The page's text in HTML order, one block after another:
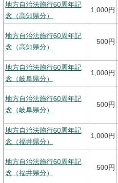
地方自治法施行60周年記
念（高知県分）
1,000円
地方自治法施行60周年記
念（高知県分）
500円
地方自治法施行60周年記
念（岐阜県分）
1,000円
地方自治法施行60周年記
念（岐阜県分）
500円
地方自治法施行60周年記
念（福井県分）
1,000円
地方自治法施行60周年記
念（福井県分）
500円